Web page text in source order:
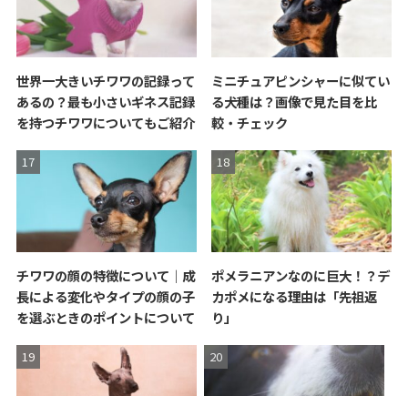
世界一大きいチワワの記録って
あるの？最も小さいギネス記録
を持つチワワについてもご紹介
ミニチュアピンシャーに似てい
る犬種は？画像で見た目を比
較・チェック
チワワの顔の特徴について｜成
長による変化やタイプの顔の子
を選ぶときのポイントについて
ポメラニアンなのに巨大！？デ
カポメになる理由は「先祖返
り」